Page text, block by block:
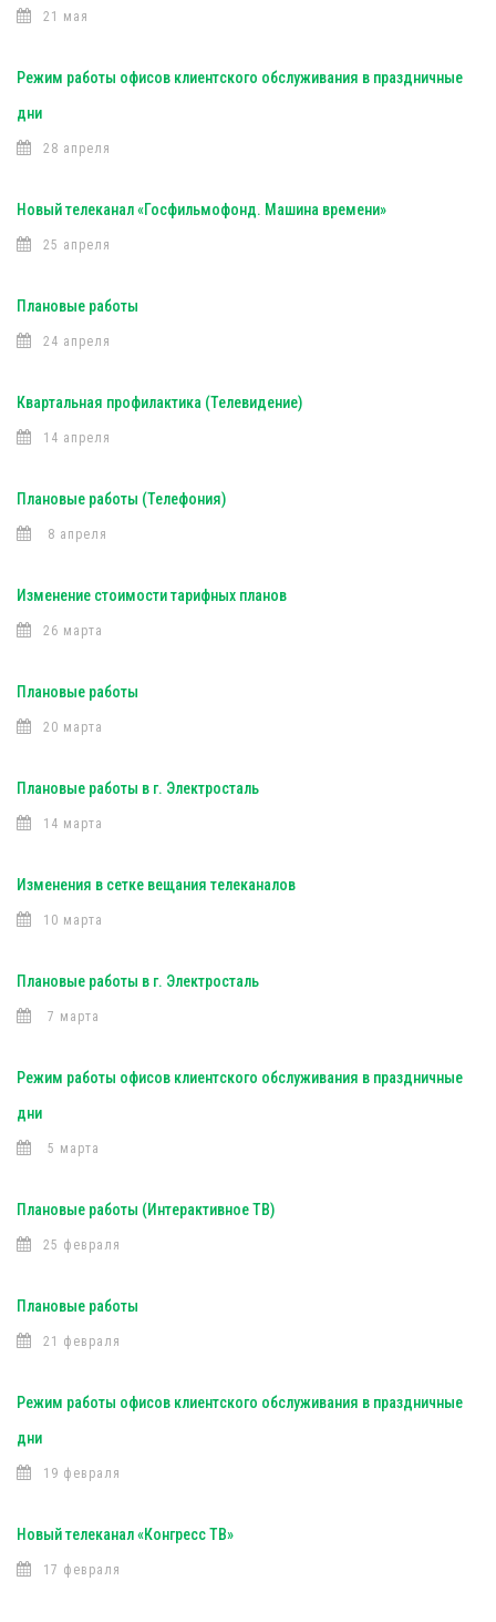
21 мая
Режим работы офисов клиентского обслуживания в праздничные
дни
28 апреля
Новый телеканал «Госфильмофонд. Машина времени»
25 апреля
Плановые работы
24 апреля
Квартальная профилактика (Телевидение)
14 апреля
Плановые работы (Телефония)
8 апреля
Изменение стоимости тарифных планов
26 марта
Плановые работы
20 марта
Плановые работы в г. Электросталь
14 марта
Изменения в сетке вещания телеканалов
10 марта
Плановые работы в г. Электросталь
7 марта
Режим работы офисов клиентского обслуживания в праздничные
дни
5 марта
Плановые работы (Интерактивное ТВ)
25 февраля
Плановые работы
21 февраля
Режим работы офисов клиентского обслуживания в праздничные
дни
19 февраля
Новый телеканал «Конгресс ТВ»
17 февраля